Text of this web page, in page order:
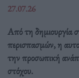
27.07.26
Από τη δημιουργία
περισπασμών, η
την προσωπική
στόχου.